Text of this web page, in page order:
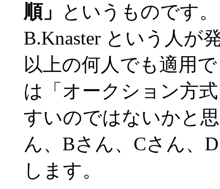
順」
というものです
B.Knaster という人が
以上の何人でも適用
は「オークション方
すいのではないかと
ん、Bさん、Cさん、
します。